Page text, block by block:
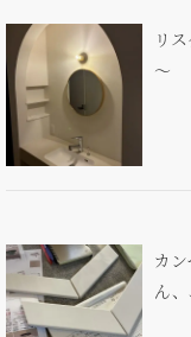
リ
～
カ
ん、